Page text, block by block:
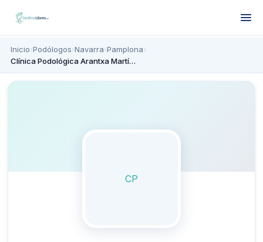
Inicio›Podólogos›Navarra›Pamplona›
Clínica Podológica Arantxa Martínez
CP